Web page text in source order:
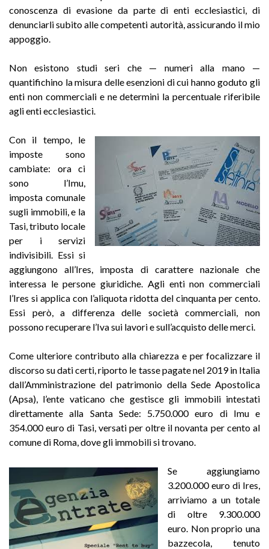
conoscenza di evasione da parte di enti ecclesiastici, di
denunciarli subito alle competenti autorità, assicurando il mio
appoggio.
Non esistono studi seri che — numeri alla mano —
quantifichino la misura delle esenzioni di cui hanno goduto gli
enti non commerciali e ne determini la percentuale riferibile
agli enti ecclesiastici.
Con il tempo, le
imposte sono
cambiate: ora ci
sono l’Imu,
imposta comunale
sugli immobili, e la
Tasi, tributo locale
per i servizi
indivisibili. Essi si
aggiungono all’Ires, imposta di carattere nazionale che
interessa le persone giuridiche. Agli enti non commerciali
l’Ires si applica con l’aliquota ridotta del cinquanta per cento.
Essi però, a differenza delle società commerciali, non
possono recuperare l’Iva sui lavori e sull’acquisto delle merci.
Come ulteriore contributo alla chiarezza e per focalizzare il
discorso su dati certi, riporto le tasse pagate nel 2019 in Italia
dall’Amministrazione del patrimonio della Sede Apostolica
(Apsa), l’ente vaticano che gestisce gli immobili intestati
direttamente alla Santa Sede: 5.750.000 euro di Imu e
354.000 euro di Tasi, versati per oltre il novanta per cento al
comune di Roma, dove gli immobili si trovano.
Se aggiungiamo
3.200.000 euro di Ires,
arriviamo a un totale
di oltre 9.300.000
euro. Non proprio una
bazzecola, tenuto